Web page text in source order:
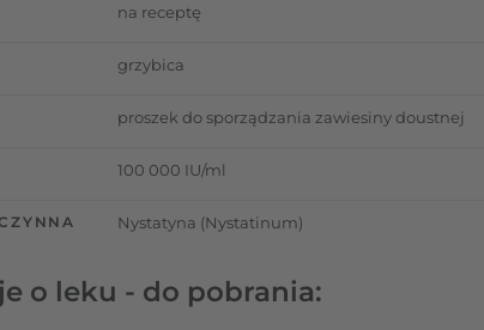
na receptę
grzybica
proszek do sporządzania zawiesiny doustnej
100 000 IU/ml
Nystatyna (Nystatinum)
o leku - do pobrania: